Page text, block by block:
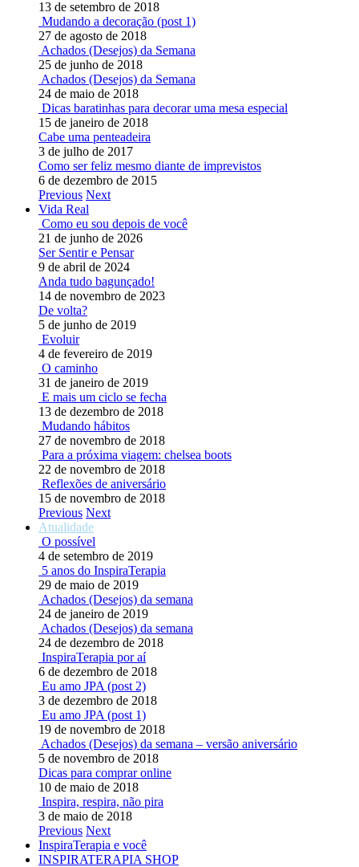
13 de setembro de 2018
Mudando a decoração (post 1)
27 de agosto de 2018
Achados (Desejos) da Semana
25 de junho de 2018
Achados (Desejos) da Semana
24 de maio de 2018
Dicas baratinhas para decorar uma mesa especial
15 de janeiro de 2018
Cabe uma penteadeira
3 de julho de 2017
Como ser feliz mesmo diante de imprevistos
6 de dezembro de 2015
Previous Next
Vida Real
Como eu sou depois de você
21 de junho de 2026
Ser Sentir e Pensar
9 de abril de 2024
Anda tudo bagunçado!
14 de novembro de 2023
De volta?
5 de junho de 2019
Evoluir
4 de fevereiro de 2019
O caminho
31 de janeiro de 2019
E mais um ciclo se fecha
13 de dezembro de 2018
Mudando hábitos
27 de novembro de 2018
Para a próxima viagem: chelsea boots
22 de novembro de 2018
Reflexões de aniversário
15 de novembro de 2018
Previous Next
Atualidade
O possível
4 de setembro de 2019
5 anos do InspiraTerapia
29 de maio de 2019
Achados (Desejos) da semana
24 de janeiro de 2019
Achados (Desejos) da semana
24 de dezembro de 2018
InspiraTerapia por aí
6 de dezembro de 2018
Eu amo JPA (post 2)
3 de dezembro de 2018
Eu amo JPA (post 1)
19 de novembro de 2018
Achados (Desejos) da semana – versão aniversário
5 de novembro de 2018
Dicas para comprar online
10 de maio de 2018
Inspira, respira, não pira
3 de maio de 2018
Previous Next
InspiraTerapia e você
INSPIRATERAPIA SHOP